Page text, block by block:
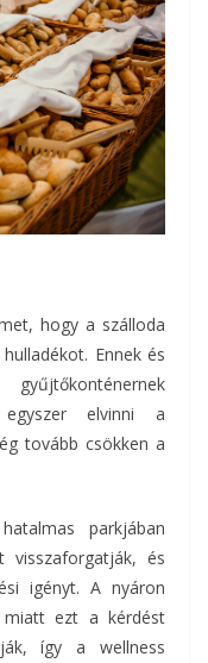
hogy a szálloda
Ennek és
elvinni a
tovább csökken a
parkjában
visszaforgatják, és
igényt. A nyáron
miatt ezt a kérdést
így a wellness